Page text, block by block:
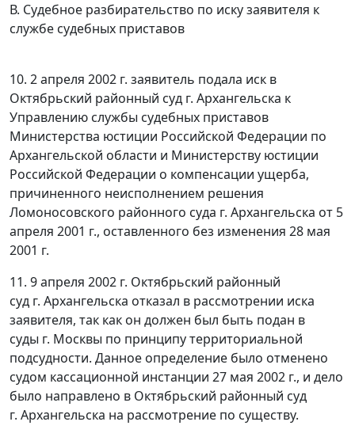
В. Судебное разбирательство по иску заявителя к
службе судебных приставов
10. 2 апреля 2002 г. заявитель подала иск в
Октябрьский районный суд г. Архангельска к
Управлению службы судебных приставов
Министерства юстиции Российской Федерации по
Архангельской области и Министерству юстиции
Российской Федерации о компенсации ущерба,
причиненного неисполнением решения
Ломоносовского районного суда г. Архангельска от 5
апреля 2001 г., оставленного без изменения 28 мая
2001 г.
11. 9 апреля 2002 г. Октябрьский районный
суд г. Архангельска отказал в рассмотрении иска
заявителя, так как он должен был быть подан в
суды г. Москвы по принципу территориальной
подсудности. Данное определение было отменено
судом кассационной инстанции 27 мая 2002 г., и дело
было направлено в Октябрьский районный суд
г. Архангельска на рассмотрение по существу.